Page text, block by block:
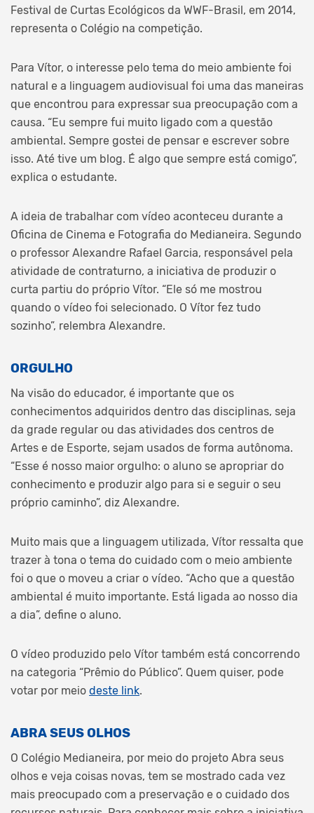
Festival de Curtas Ecológicos da WWF-Brasil, em 2014,
representa o Colégio na competição.
Para Vítor, o interesse pelo tema do meio ambiente foi
natural e a linguagem audiovisual foi uma das maneiras
que encontrou para expressar sua preocupação com a
causa. “Eu sempre fui muito ligado com a questão
ambiental. Sempre gostei de pensar e escrever sobre
isso. Até tive um blog. É algo que sempre está comigo”,
explica o estudante.
A ideia de trabalhar com vídeo aconteceu durante a
Oficina de Cinema e Fotografia do Medianeira. Segundo
o professor Alexandre Rafael Garcia, responsável pela
atividade de contraturno, a iniciativa de produzir o
curta partiu do próprio Vítor. “Ele só me mostrou
quando o vídeo foi selecionado. O Vítor fez tudo
sozinho”, relembra Alexandre.
ORGULHO
Na visão do educador, é importante que os
conhecimentos adquiridos dentro das disciplinas, seja
da grade regular ou das atividades dos centros de
Artes e de Esporte, sejam usados de forma autônoma.
“Esse é nosso maior orgulho: o aluno se apropriar do
conhecimento e produzir algo para si e seguir o seu
próprio caminho”, diz Alexandre.
Muito mais que a linguagem utilizada, Vítor ressalta que
trazer à tona o tema do cuidado com o meio ambiente
foi o que o moveu a criar o vídeo. “Acho que a questão
ambiental é muito importante. Está ligada ao nosso dia
a dia”, define o aluno.
O vídeo produzido pelo Vítor também está concorrendo
na categoria “Prêmio do Público”. Quem quiser, pode
votar por meio deste link.
ABRA SEUS OLHOS
O Colégio Medianeira, por meio do projeto Abra seus
olhos e veja coisas novas, tem se mostrado cada vez
mais preocupado com a preservação e o cuidado dos